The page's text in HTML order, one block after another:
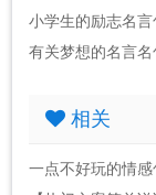
相关
一点不好玩的情感